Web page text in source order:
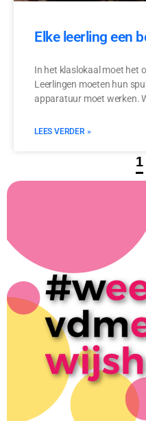
Elke leerling een
In het klaslokaal moet het
Leerlingen moeten hun
apparatuur moet werken.
LEES VERDER »
1